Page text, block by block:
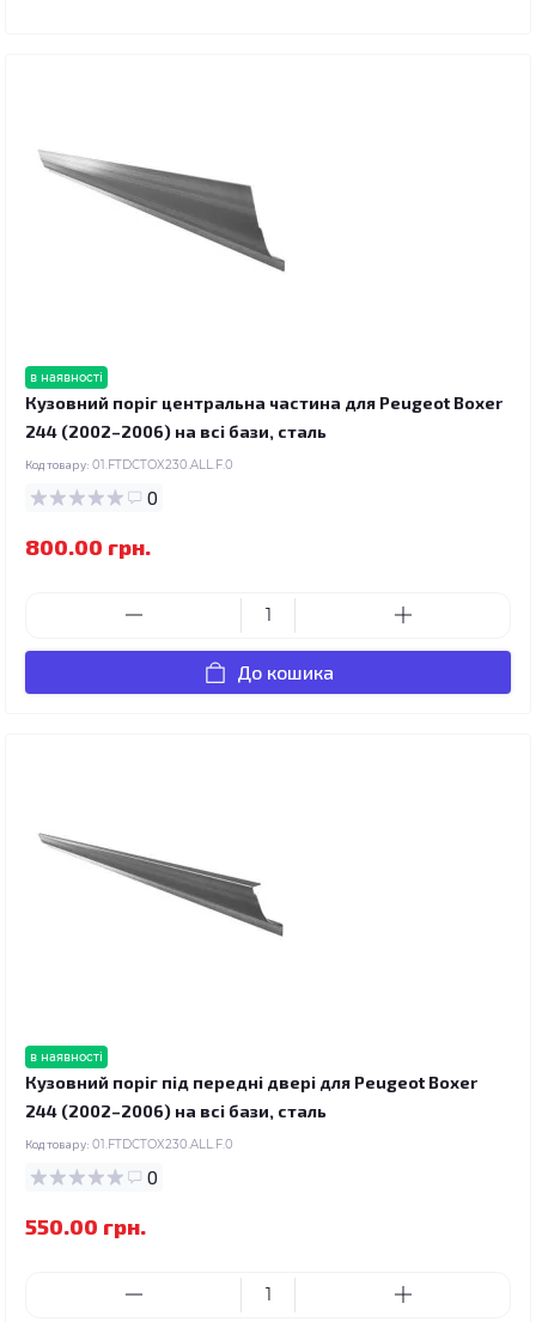
в наявності
Кузовний поріг центральна частина для Peugeot Boxer
244 (2002–2006) на всі бази, сталь
Код товару: 01.FTDCTOX230.ALL.F.0
0
800.00 грн.
До кошика
в наявності
Кузовний поріг під передні двері для Peugeot Boxer
244 (2002–2006) на всі бази, сталь
Код товару: 01.FTDCTOX230.ALL.F.0
0
550.00 грн.